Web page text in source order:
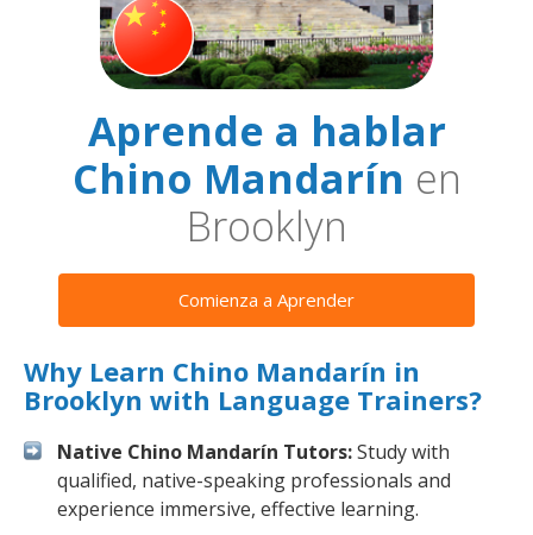
Aprende a hablar
Chino Mandarín en
Brooklyn
Comienza a Aprender
Why Learn Chino Mandarín in
Brooklyn with Language Trainers?
Native Chino Mandarín Tutors:Study with
qualified, native-speaking professionals and
experience immersive, effective learning.